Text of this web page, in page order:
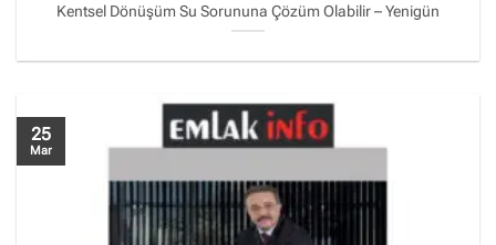
Kentsel Dönüşüm Su Sorununa Çözüm Olabilir – Yenigün
25
Mar